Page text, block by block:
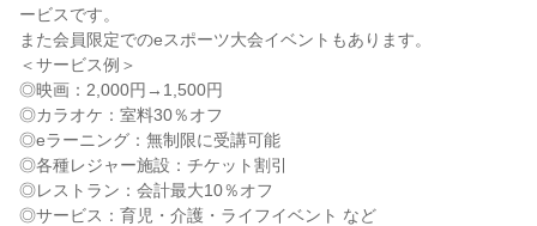
ービスです。
また会員限定でのeスポーツ大会イベントもあります。
＜サービス例＞
◎映画：2,000円→1,500円
◎カラオケ：室料30％オフ
◎eラーニング：無制限に受講可能
◎各種レジャー施設：チケット割引
◎レストラン：会計最大10％オフ
◎サービス：育児・介護・ライフイベント など